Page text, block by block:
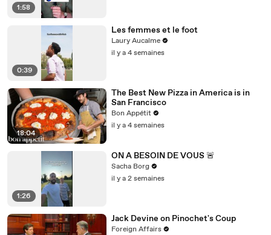
1:58
0:39
Les femmes et le foot
Laury Aucalme
il y a 4 semaines
18:04
The Best New Pizza in America is in
San Francisco
Bon Appétit
il y a 4 semaines
1:26
ON A BESOIN DE VOUS 🚨
Sacha Borg
il y a 2 semaines
Jack Devine on Pinochet's Coup
Foreign Affairs